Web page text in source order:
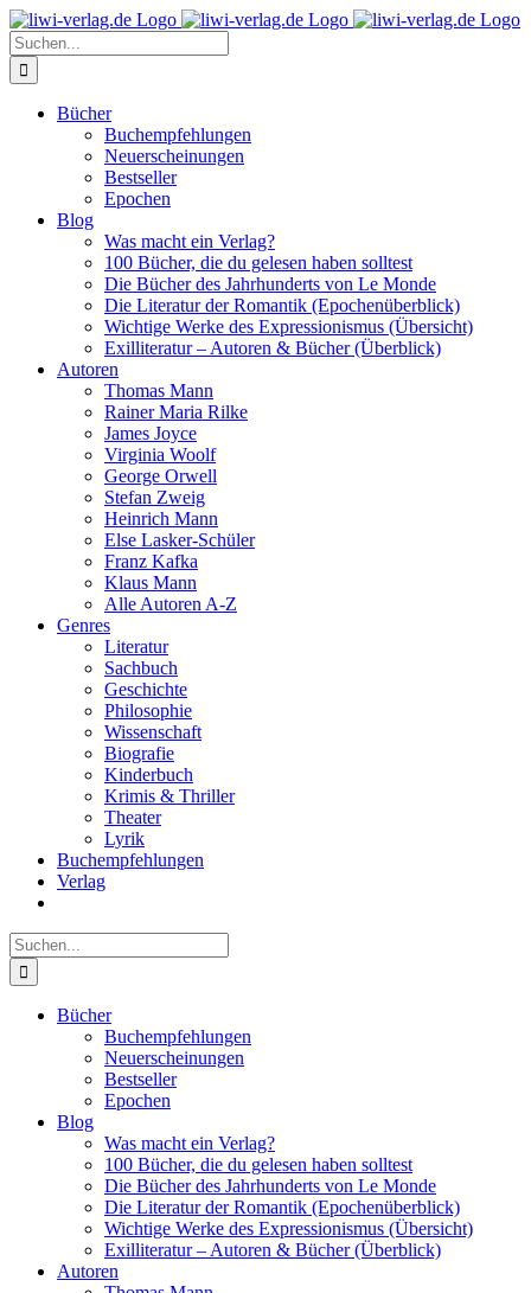
Skip
to
content
Suche
nach:
Bücher
Buchempfehlungen
Neuerscheinungen
Bestseller
Epochen
Blog
Was macht ein Verlag?
100 Bücher, die du gelesen haben solltest
Die Bücher des Jahrhunderts von Le Monde
Die Literatur der Romantik (Epochenüberblick)
Wichtige Werke des Expressionismus (Übersicht)
Exilliteratur – Autoren & Bücher (Überblick)
Autoren
Thomas Mann
Rainer Maria Rilke
James Joyce
Virginia Woolf
George Orwell
Stefan Zweig
Heinrich Mann
Else Lasker-Schüler
Franz Kafka
Klaus Mann
Alle Autoren A-Z
Genres
Literatur
Sachbuch
Geschichte
Philosophie
Wissenschaft
Biografie
Kinderbuch
Krimis & Thriller
Theater
Lyrik
Buchempfehlungen
Verlag
Suche
nach:
Bücher
Buchempfehlungen
Neuerscheinungen
Bestseller
Epochen
Blog
Was macht ein Verlag?
100 Bücher, die du gelesen haben solltest
Die Bücher des Jahrhunderts von Le Monde
Die Literatur der Romantik (Epochenüberblick)
Wichtige Werke des Expressionismus (Übersicht)
Exilliteratur – Autoren & Bücher (Überblick)
Autoren